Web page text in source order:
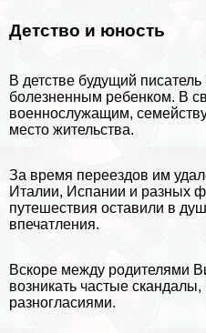
Детство и юность
В детстве будущий
болезненным ребенком. В
военнослужащим,
место жительства.
За время переездов им
Италии, Испании и разных
путешествия оставили в
впечатления.
Вскоре между родителями
возникать частые
разногласиями.